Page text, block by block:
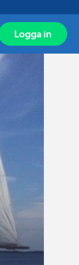
Logga in